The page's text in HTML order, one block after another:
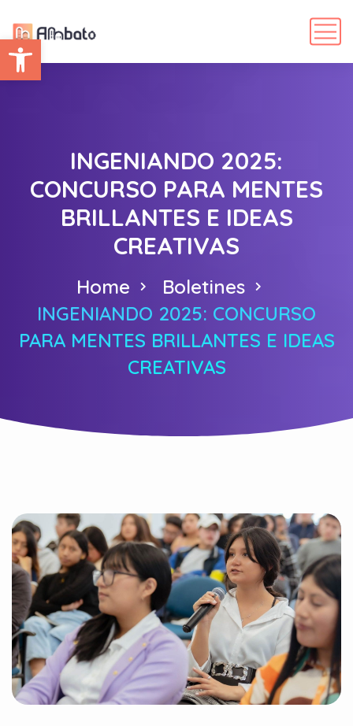
Abrir barra de herramientas
INGENIANDO 2025:
CONCURSO PARA MENTES
BRILLANTES E IDEAS
CREATIVAS
Home
Boletines
INGENIANDO 2025: CONCURSO
PARA MENTES BRILLANTES E IDEAS
CREATIVAS